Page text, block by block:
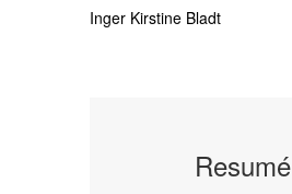
Inger Kirstine Bladt
Resumé